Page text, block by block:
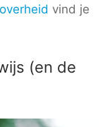
vind je
(en de